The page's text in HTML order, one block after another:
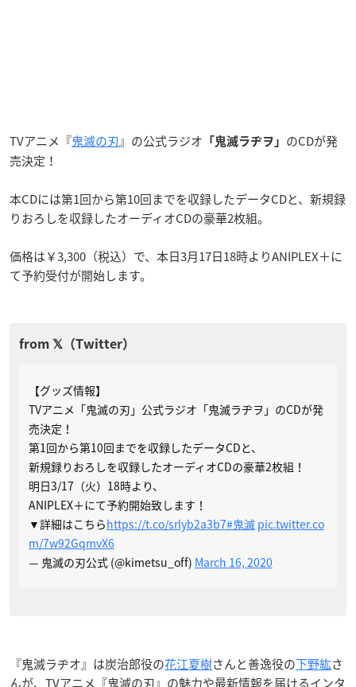
TVアニメ『鬼滅の刃』の公式ラジオ 「鬼滅ラヂヲ」 のCDが発
売決定！
本CDには第1回から第10回までを収録したデータCDと、新規録
りおろしを収録したオーディオCDの豪華2枚組。
価格は￥3,300（税込）で、本日3月17日18時よりANIPLEX＋に
て予約受付が開始します。
【グッズ情報】
TVアニメ「鬼滅の刃」公式ラジオ「鬼滅ラヂヲ」のCDが発
売決定！
第1回から第10回までを収録したデータCDと、
新規録りおろしを収録したオーディオCDの豪華2枚組！
明日3/17（火）18時より、
ANIPLEX＋にて予約開始致します！
▼詳細はこちらhttps://t.co/srlyb2a3b7#鬼滅 pic.twitter.co
m/7w92GqmvX6
— 鬼滅の刃公式 (@kimetsu_off) March 16, 2020
『鬼滅ラヂオ』は炭治郎役の花江夏樹さんと善逸役の下野紘さ
んが、TVアニメ『鬼滅の刃』の魅力や最新情報を届けるインタ